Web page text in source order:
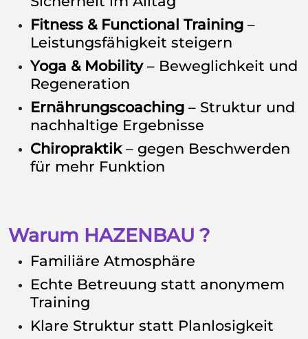
Fitness & Functional Training –
Leistungsfähigkeit steigern
Yoga & Mobility– Beweglichkeit und
Regeneration
Ernährungscoaching – Struktur und
nachhaltige Ergebnisse
Chiropraktik– gegen Beschwerden
für mehr Funktion
Warum HAZENBAU ?
Familiäre Atmosphäre
Echte Betreuung statt anonymem
Training
Klare Struktur statt Planlosigkeit